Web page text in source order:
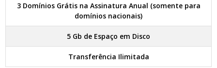
3 Domínios Grátis na Assinatura Anual (somente para
domínios nacionais)
5 Gb de Espaço em Disco
Transferência Ilimitada